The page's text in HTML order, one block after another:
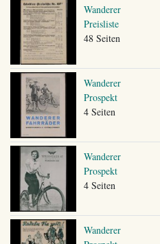
Wanderer
Preisliste
48 Seiten
Wanderer
Prospekt
4 Seiten
Wanderer
Prospekt
4 Seiten
Wanderer